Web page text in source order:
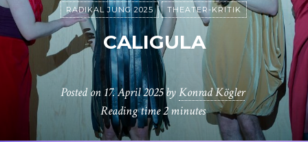
RADIKAL JUNG 2025 THEATER-KRITIK
CALIGULA
Posted on17. April 2025byKonrad Kögler
Reading time2 minutes